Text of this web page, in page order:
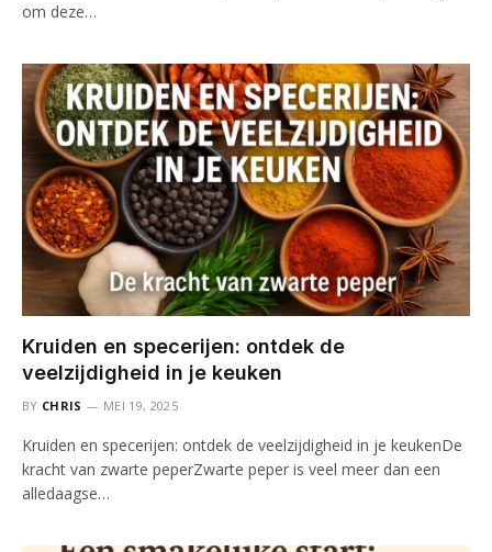
om deze…
Kruiden en specerijen: ontdek de
veelzijdigheid in je keuken
BY CHRIS MEI 19, 2025
Kruiden en specerijen: ontdek de veelzijdigheid in je keukenDe
kracht van zwarte peperZwarte peper is veel meer dan een
alledaagse…